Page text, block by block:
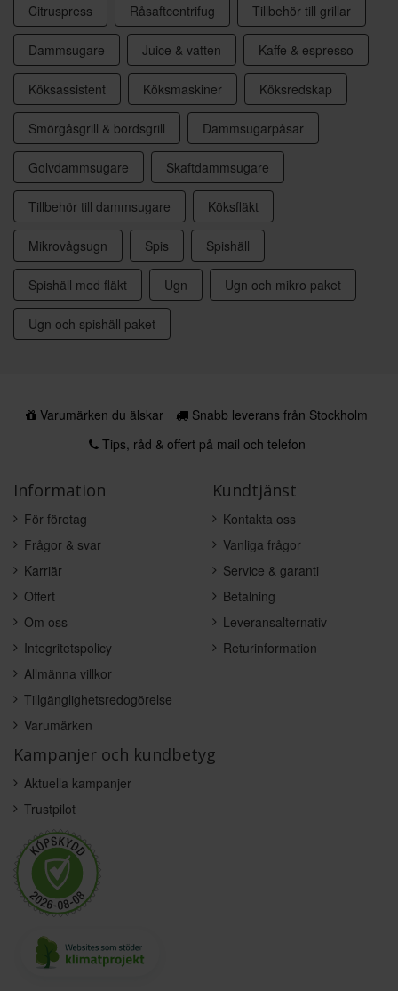
Citruspress Råsaftcentrifug Tillbehör till grillar
Dammsugare Juice & vatten Kaffe & espresso
Köksassistent Köksmaskiner Köksredskap
Smörgåsgrill & bordsgrill Dammsugarpåsar
Golvdammsugare Skaftdammsugare
Tillbehör till dammsugare Köksfläkt
Mikrovågsugn Spis Spishäll
Spishäll med fläkt Ugn Ugn och mikro paket
Ugn och spishäll paket
Varumärken du älskar
Snabb leverans från Stockholm
Tips, råd & offert på mail och telefon
Information
För företag
Frågor & svar
Karriär
Offert
Om oss
Integritetspolicy
Allmänna villkor
Tillgänglighetsredogörelse
Varumärken
Kundtjänst
Kontakta oss
Vanliga frågor
Service & garanti
Betalning
Leveransalternativ
Returinformation
Kampanjer och kundbetyg
Aktuella kampanjer
Trustpilot